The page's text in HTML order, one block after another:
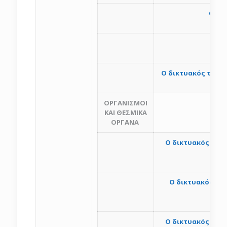
Ο
Ο δικτυακός
ΟΡΓΑΝΙΣΜΟΙ
ΚΑΙ ΘΕΣΜΙΚΑ
ΟΡΓΑΝΑ
O δικτυακός
O δικτυακός
Ο δικτυακός